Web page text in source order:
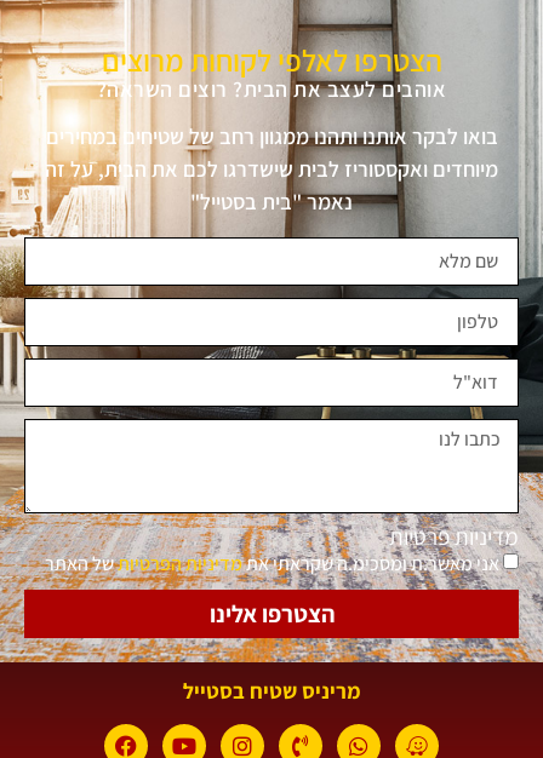
הצטרפו לאלפי לקוחות מרוצים
אוהבים לעצב את הבית? רוצים השראה?
בואו לבקר אותנו ותהנו ממגוון רחב של שטיחים במחירים
מיוחדים ואקססוריז לבית שישדרגו לכם את הבית, על זה
נאמר "בית בסטייל"
מדיניות פרטיות
אני מאשר.ת ומסכימ.ה שקראתי אתמדיניות הפרטיותשל האתר
הצטרפו אלינו
מריניס שטיח בסטייל